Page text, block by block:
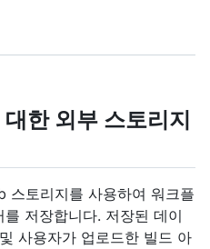
한 외부 스토리지
토리지를 사용하여 워크플
저장합니다. 저장된 데이
사용자가 업로드한 빌드 아